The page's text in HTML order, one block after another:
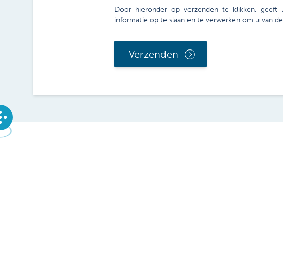
Door hieronder op verzenden te klikken, geeft
informatie op te slaan en te verwerken om u van